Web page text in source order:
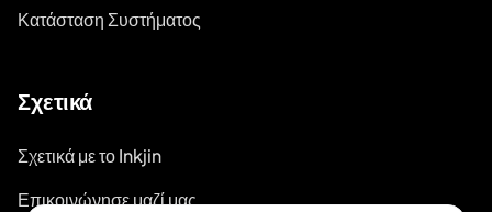
Κατάσταση Συστήματος
Σχετικά
Σχετικά με το Inkjin
Επικοινώνησε μαζί μας